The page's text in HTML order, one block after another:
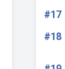
#17
#18